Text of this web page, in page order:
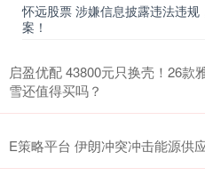
怀远股票 涉嫌信息披露违法违
案！
启盈优配 43800元只换壳！26款
雪还值得买吗？
E策略平台 伊朗冲突冲击能源供